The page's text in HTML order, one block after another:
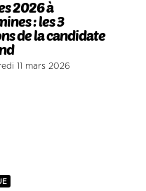
2026 à
: les 3
de la candidate
11 mars 2026